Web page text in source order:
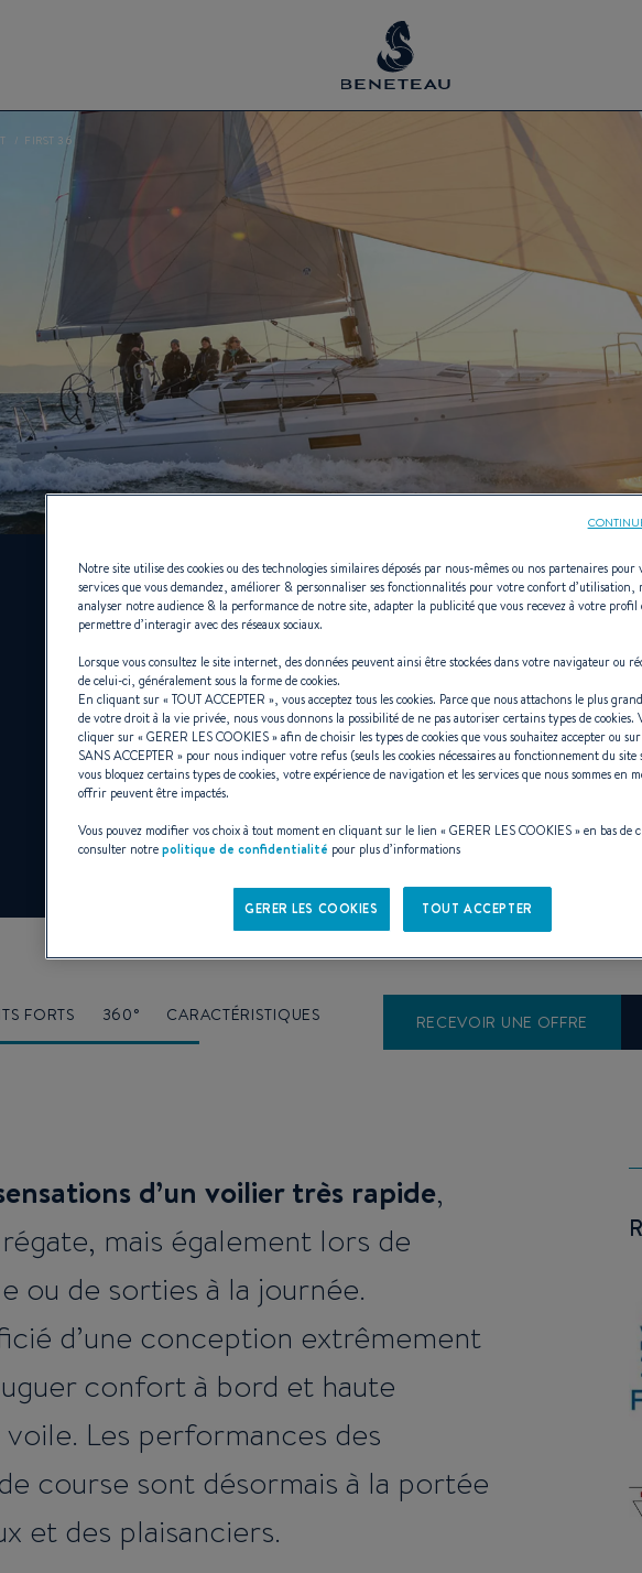
FIRST 36
First 36
A partir de 298 140 € (T.T.C) i
Réserver un essai privé Voir la E-brochure
FORTS 360° CARACTÉRISTIQUES E-BROCHURE
RECEVOIR UNE OFFRE
d’un voilier très rapide,
mais également lors de
ou de sorties à la journée.
d’une conception extrêmement
confort à bord et haute
Les performances des
course sont désormais à la portée
et des plaisanciers.
Notre site utilise des cookies ou des technologies similaires déposés par nous-mêmes ou nos partenaires
services que vous demandez, améliorer & personnaliser ses fonctionnalités pour votre confort d’utilisation,
analyser notre audience & la performance de notre site, adapter la publicité que vous recevez à votre profil
permettre d’interagir avec des réseaux sociaux.
Lorsque vous consultez le site internet, des données peuvent ainsi être stockées dans votre navigateur ou
de celui-ci, généralement sous la forme de cookies.
En cliquant sur «TOUT ACCEPTER », vous acceptez tous les cookies. Parce que nous attachons le plus
de votre droit à la vie privée, nous vous donnons la possibilité de ne pas autoriser certains types de cookies.
cliquer sur «GERER LES COOKIES» afin de choisir les types de cookies que vous souhaitez accepter ou
SANS ACCEPTER » pour nous indiquer votre refus (seuls les cookies nécessaires au fonctionnement du site
vous bloquez certains types de cookies, votre expérience de navigation et les services que nous sommes en
offrir peuvent être impactés.
Vous pouvez modifier vos choix à tout moment en cliquant sur le lien «GERER LES COOKIES» en bas de
consulter notrepolitique de confidentialité pour plus d’informations
GERER LES COOKIES TOUT ACCEPTER